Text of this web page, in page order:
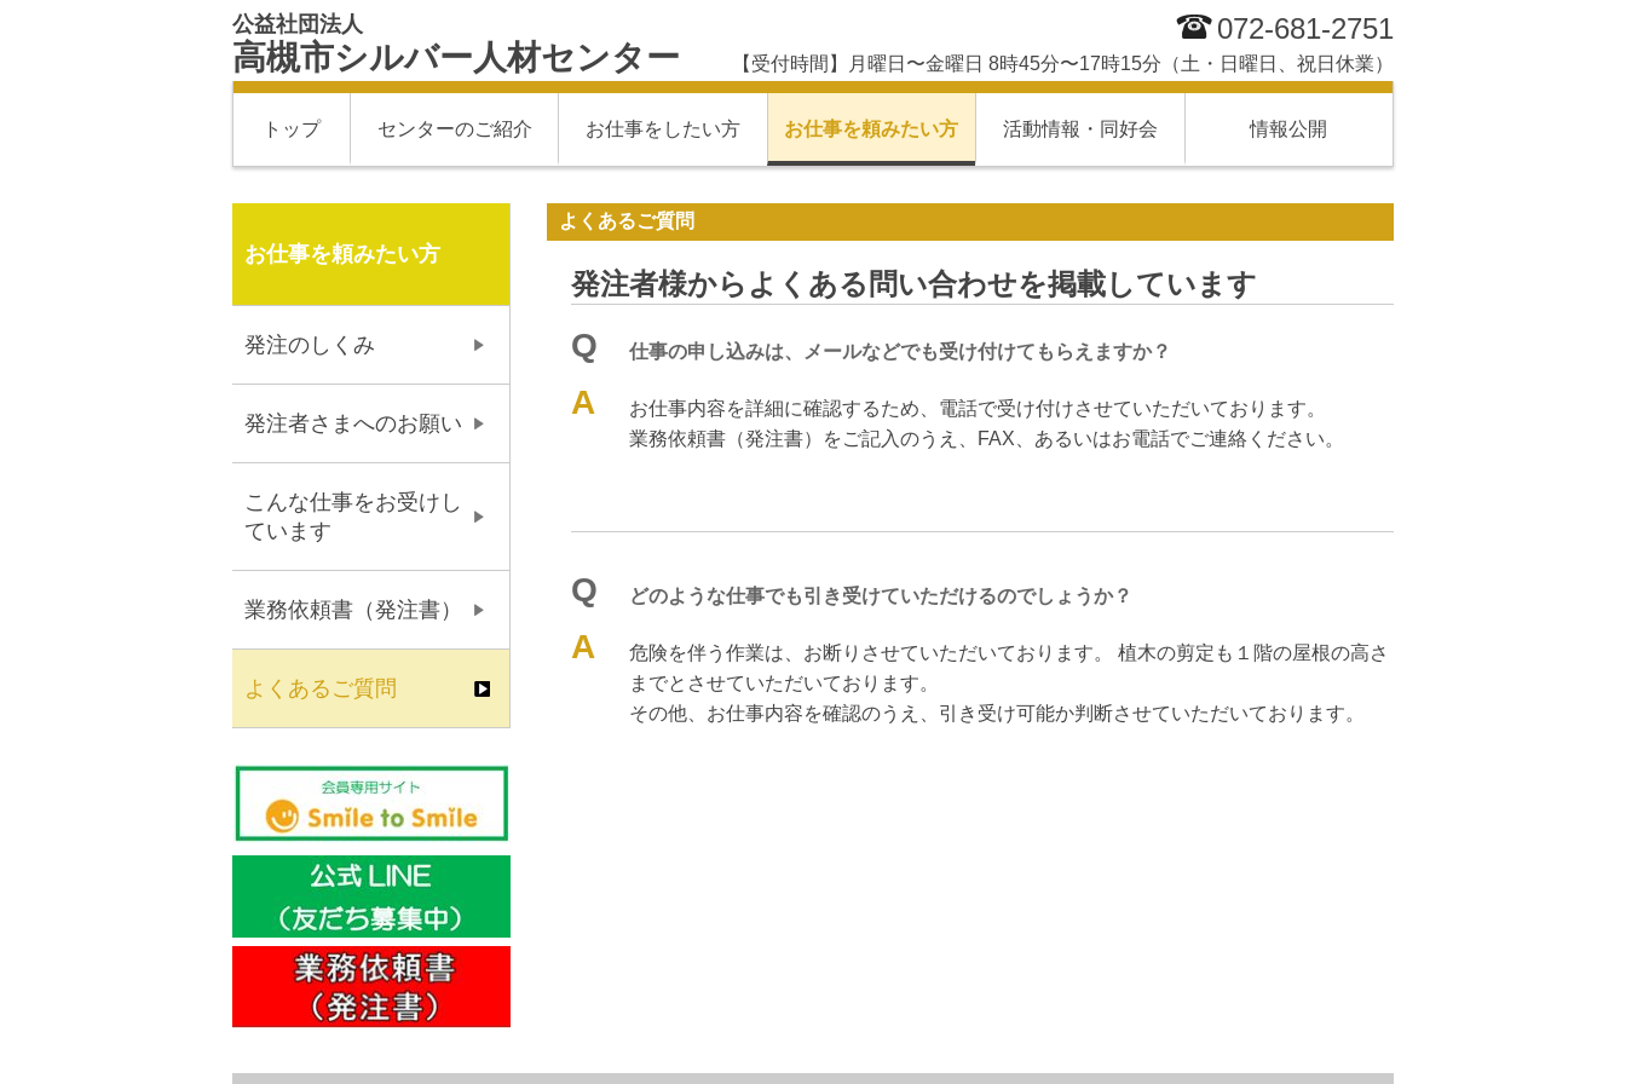
公益社団法人
高槻市シルバー人材センター
072-681-2751
【受付時間】月曜日〜金曜日 8時45分〜17時15分（土・日曜日、祝日休業）
トップ センターのご紹介 お仕事をしたい方 お仕事を頼みたい方 活動情報・同好会 情報公開
よくあるご質問
発注者様からよくある問い合わせを掲載しています
Q 仕事の申し込みは、メールなどでも受け付けてもらえますか？
A
お仕事内容を詳細に確認するため、電話で受け付けさせていただいております。
業務依頼書（発注書）をご記入のうえ、FAX、あるいはお電話でご連絡ください。
Q どのような仕事でも引き受けていただけるのでしょうか？
A
危険を伴う作業は、お断りさせていただいております。 植木の剪定も１階の屋根の高さ
までとさせていただいております。
その他、お仕事内容を確認のうえ、引き受け可能か判断させていただいております。
お仕事を頼みたい方
発注のしくみ
発注者さまへのお願い
こんな仕事をお受けし
ています
業務依頼書（発注書）
よくあるご質問